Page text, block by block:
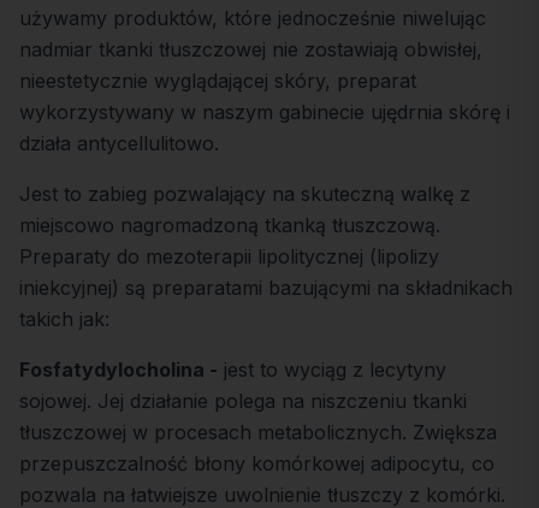
używamy produktów, które jednocześnie niwelując
nadmiar tkanki tłuszczowej nie zostawiają obwisłej,
nieestetycznie wyglądającej skóry, preparat
wykorzystywany w naszym gabinecie ujędrnia skórę i
działa antycellulitowo.
Jest to zabieg pozwalający na skuteczną walkę z
miejscowo nagromadzoną tkanką tłuszczową.
Preparaty do mezoterapii lipolitycznej (lipolizy
iniekcyjnej) są preparatami bazującymi na składnikach
takich jak:
Fosfatydylocholina - jest to wyciąg z lecytyny
sojowej. Jej działanie polega na niszczeniu tkanki
tłuszczowej w procesach metabolicznych. Zwiększa
przepuszczalność błony komórkowej adipocytu, co
pozwala na łatwiejsze uwolnienie tłuszczy z komórki.